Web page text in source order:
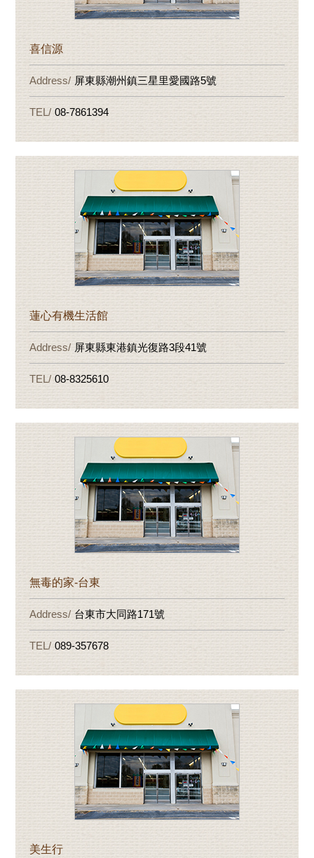
喜信源
屏東縣潮州鎮三星里愛國路5號
08-7861394
蓮心有機生活館
屏東縣東港鎮光復路3段41號
08-8325610
無毒的家-台東
台東市大同路171號
089-357678
美生行